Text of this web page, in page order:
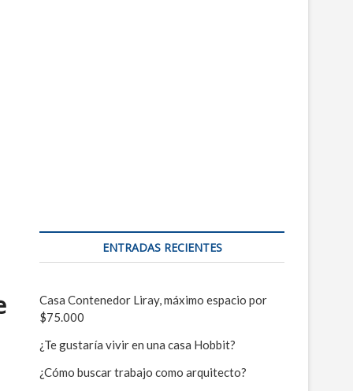
ENTRADAS RECIENTES
Casa Contenedor Liray, máximo espacio por
$75.000
¿Te gustaría vivir en una casa Hobbit?
¿Cómo buscar trabajo como arquitecto?